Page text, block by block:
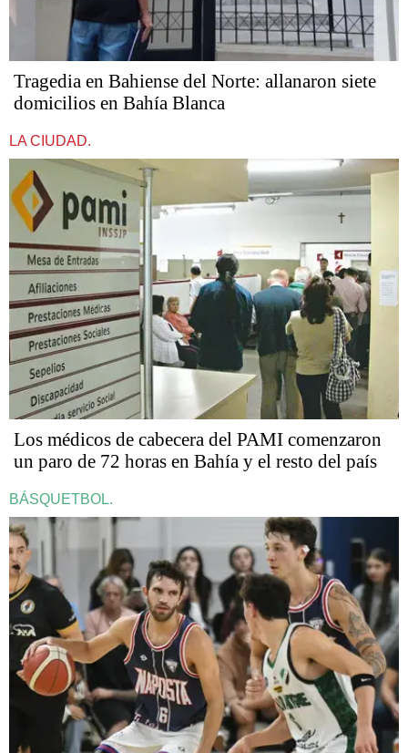
Tragedia en Bahiense del Norte: allanaron siete
domicilios en Bahía Blanca
LA CIUDAD.
Los médicos de cabecera del PAMI comenzaron
un paro de 72 horas en Bahía y el resto del país
BÁSQUETBOL.